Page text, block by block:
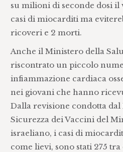
su milioni di seconde dosi il
casi di miocarditi ma
ricoveri e 2 morti.
Anche il Ministero della
riscontrato un piccolo
infiammazione cardiaca
nei giovani che hanno
Dalla revisione condotta
Sicurezza dei Vaccini del
israeliano, i casi di
come lievi, sono stati 275